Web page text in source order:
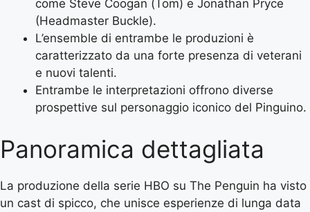
come Steve Coogan (Tom) e Jonathan Pryce
(Headmaster Buckle).
L’ensemble di entrambe le produzioni è
caratterizzato da una forte presenza di veterani
e nuovi talenti.
Entrambe le interpretazioni offrono diverse
prospettive sul personaggio iconico del Pinguino.
Panoramica dettagliata
La produzione della serie HBO su The Penguin ha visto
un cast di spicco, che unisce esperienze di lunga data